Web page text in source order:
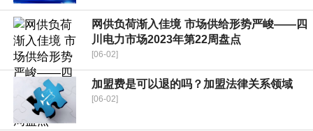
网供负荷渐入佳境 市场供给形势严峻——四
川电力市场2023年第22周盘点
[06-02]
加盟费是可以退的吗？加盟法律关系领域
[06-02]